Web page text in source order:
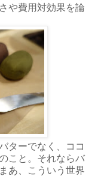
や費用対効果を論
ターでなく、ココ
こと。それならバ
あ、こういう世界